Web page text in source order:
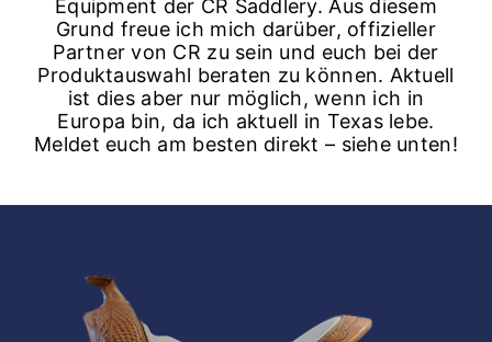
Equipment der CR Saddlery. Aus diesem
Grund freue ich mich darüber, offizieller
Partner von CR zu sein und euch bei der
Produktauswahl beraten zu können. Aktuell
ist dies aber nur möglich, wenn ich in
Europa bin, da ich aktuell in Texas lebe.
Meldet euch am besten direkt – siehe unten!